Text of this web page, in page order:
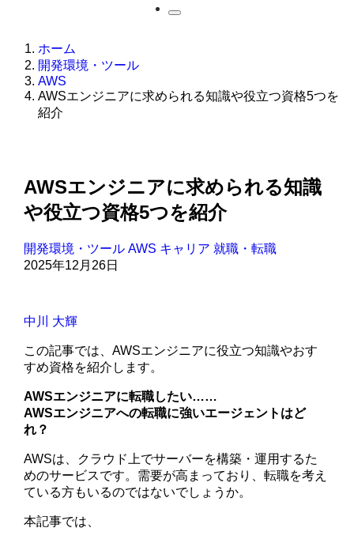
ホーム
開発環境・ツール
AWS
AWSエンジニアに求められる知識や役立つ資格5つを
紹介
AWSエンジニアに求められる知識
や役立つ資格5つを紹介
開発環境・ツールAWS キャリア 就職・転職
2025年12月26日
中川 大輝
この記事では、AWSエンジニアに役立つ知識やおす
すめ資格を紹介します。
AWSエンジニアに転職したい……
AWSエンジニアへの転職に強いエージェントはど
れ？
AWSは、クラウド上でサーバーを構築・運用するた
めのサービスです。需要が高まっており、転職を考え
ている方もいるのではないでしょうか。
本記事では、